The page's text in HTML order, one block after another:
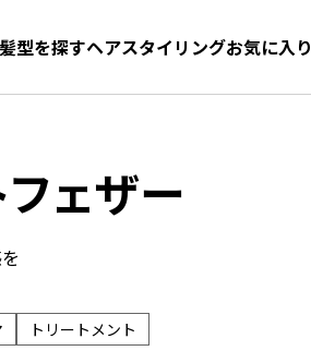
髪型を探すヘアスタイリングお気に入り
お気に入り
ェザー
トリートメント